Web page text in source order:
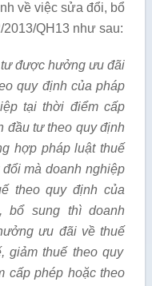
về việc sửa đổi, bổ
QH13 như sau:
được hưởng ưu đãi
quy định của pháp
tại thời điểmcấp
đầu tư theo quy định
hợp pháp luật thuế
đổi mà doanh nghiệp
ếtheo quy định của
bổ sung thì doanh
ưu đãi về thuế
, giảm thuế theo quy
cấp phép hoặc theo